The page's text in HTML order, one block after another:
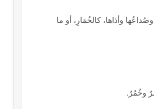
ـ ما خامَرَكَ: خالَطَكَ من الريحِ، كالخَمَرَةِ، والرائحةُ الطَّيِّبَةُ، وألَمُ الخَمْرِ وصُداعُها وأذاها، كالخُمَارِ، أو ما